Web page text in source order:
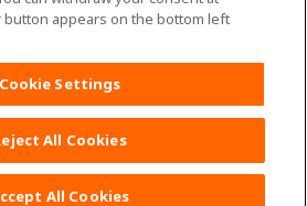
POKOJANG POIN
Yuk!KLIK DISINI
button appears on the bottom left
Cookie Settings
All Cookies
All Cookies